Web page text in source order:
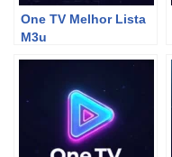
One TV Melhor Lista
M3u